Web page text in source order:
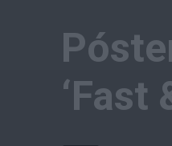
‘Fast